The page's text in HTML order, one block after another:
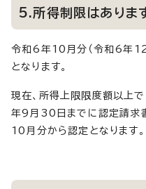
5.所得制限はありま
令和6年10月分（令和6年12
となります。
現在、所得上限限度額以上
年9月30日までに認定請求
10月分から認定となります。